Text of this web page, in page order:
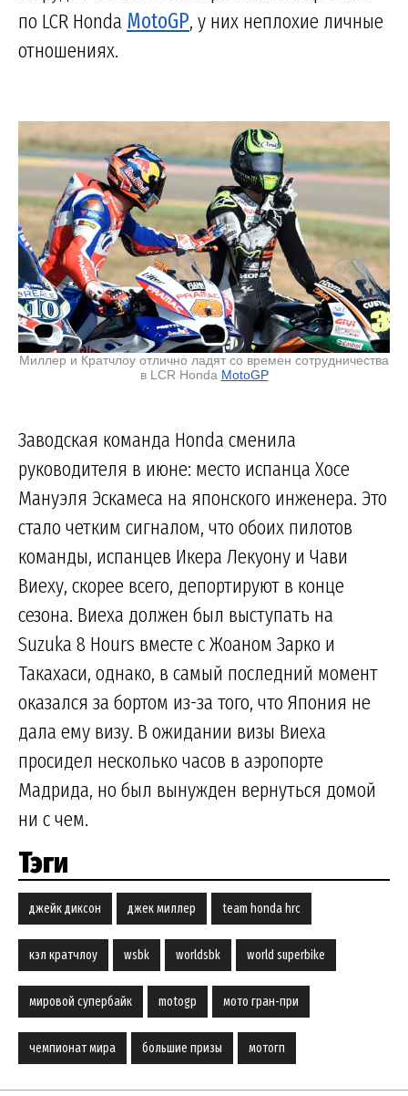
по LCR Honda MotoGP, у них неплохие личные
отношениях.
Миллер и Кратчлоу отлично ладят со времен сотрудничества
в LCR Honda MotoGP
Заводская команда Honda сменила
руководителя в июне: место испанца Хосе
Мануэля Эскамеса на японского инженера. Это
стало четким сигналом, что обоих пилотов
команды, испанцев Икера Лекуону и Чави
Виеху, скорее всего, депортируют в конце
сезона. Виеха должен был выступать на
Suzuka 8 Hours вместе с Жоаном Зарко и
Такахаси, однако, в самый последний момент
оказался за бортом из-за того, что Япония не
дала ему визу. В ожидании визы Виеха
просидел несколько часов в аэропорте
Мадрида, но был вынужден вернуться домой
ни с чем.
Тэги
джейк диксон джек миллер team honda hrc
кэл кратчлоу wsbk worldsbk world superbike
мировой супербайк motogp мото гран-при
чемпионат мира большие призы мотогп